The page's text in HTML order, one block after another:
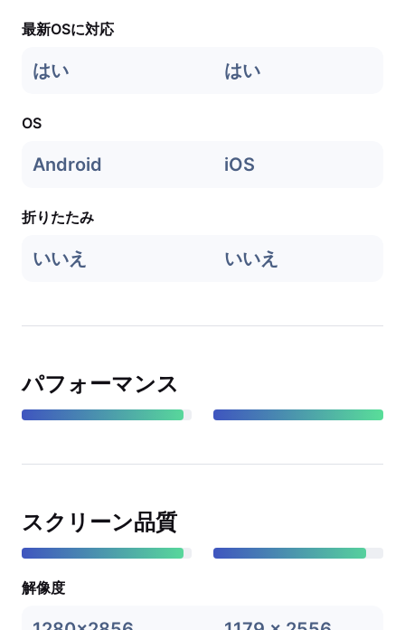
最新OSに対応
はい はい
OS
Android iOS
折りたたみ
いいえ いいえ
パフォーマンス
スクリーン品質
解像度